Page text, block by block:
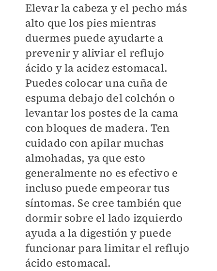
Elevar la cabeza y el pecho más
alto que los pies mientras
duermes puede ayudarte a
prevenir y aliviar el reflujo
ácido y la acidez estomacal.
Puedes colocar una cuña de
espuma debajo del colchón o
levantar los postes de la cama
con bloques de madera. Ten
cuidado con apilar muchas
almohadas, ya que esto
generalmente no es efectivo e
incluso puede empeorar tus
síntomas. Se cree también que
dormir sobre el lado izquierdo
ayuda a la digestión y puede
funcionar para limitar el reflujo
ácido estomacal.